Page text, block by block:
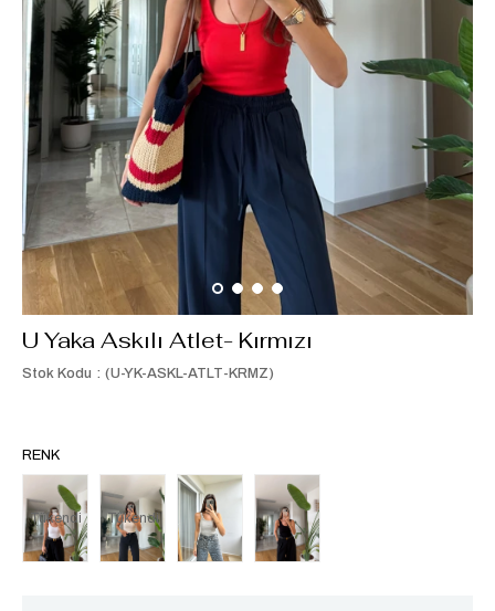
U Yaka Askılı Atlet- Kırmızı
Stok Kodu (U-YK-ASKL-ATLT-KRMZ)
RENK
Tükendi Tükendi